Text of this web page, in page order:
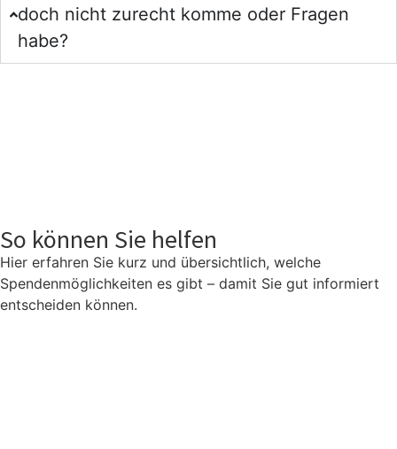
doch nicht zurecht komme oder Fragen
habe?
So können Sie helfen
Hier erfahren Sie kurz und übersichtlich, welche
Spendenmöglichkeiten es gibt – damit Sie gut informiert
entscheiden können.